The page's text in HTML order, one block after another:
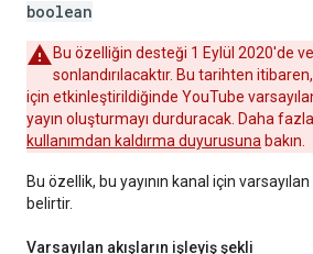
boolean
Bu özelliğin desteği 1 Eylül 2020'de
sonlandırılacaktır. Bu tarihten
için etkinleştirildiğinde YouTube
yayın oluşturmayı durduracak. Daha
kullanımdan kaldırma duyurusuna bakın.
Bu özellik, bu yayının kanal için varsayılan
belirtir.
Varsayılan akışların işleyiş şekli